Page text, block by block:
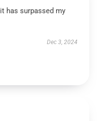
has surpassed my
Dec 3, 2024